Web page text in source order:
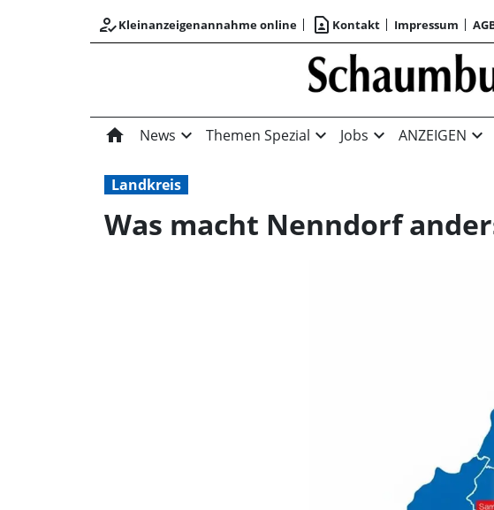
how_to_regKleinanzeigenannahme online contact_page Kontakt Impressum
home News expand_more Themen Spezial expand_more Jobs expand_more ANZEIGEN expand_more
Landkreis
Was macht Nenndorf